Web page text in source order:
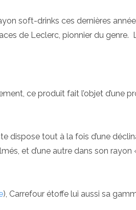
soft-drinks ces dernières
de Leclerc, pionnier du genre.
ce produit fait l’objet d’une
dispose tout à la fois d’une
et d’une autre dans son rayon
), Carrefour étoffe lui aussi sa